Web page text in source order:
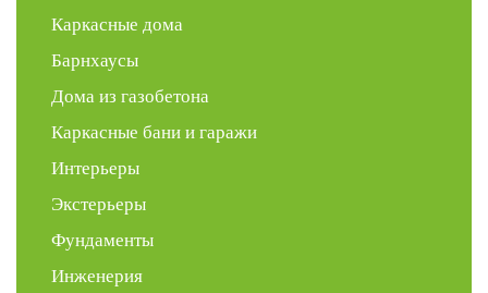
Каркасные дома
Барнхаусы
Дома из газобетона
Каркасные бани и гаражи
Интерьеры
Экстерьеры
Фундаменты
Инженерия